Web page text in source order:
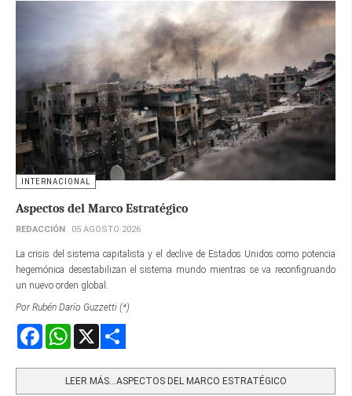
INTERNACIONAL
Aspectos del Marco Estratégico
REDACCIÓN 05 AGOSTO 2026
La crisis del sistema capitalista y el declive de Estados Unidos como potencia
hegemónica desestabilizan el sistema mundo mientras se va reconfigruando
un nuevo orden global.
Por Rubén Darío Guzzetti (*)
FacebookWhatsApp
LEER MÁS…ASPECTOS DEL MARCO ESTRATÉGICO